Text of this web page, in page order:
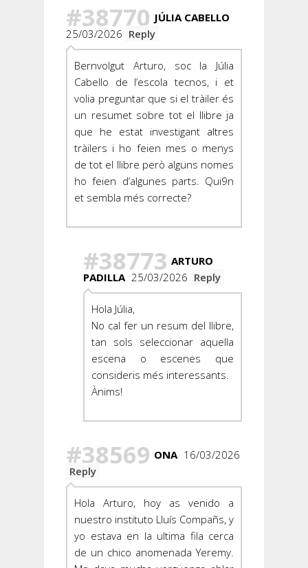
#38770 JÚLIA CABELLO
25/03/2026 Reply
Bernvolgut Arturo, soc la Júlia
Cabello de l’escola tecnos, i et
volia preguntar que si el tràiler és
un resumet sobre tot el llibre ja
que he estat investigant altres
tràilers i ho feien mes o menys
de tot el llibre però alguns nomes
ho feien d’algunes parts. Qui9n
et sembla més correcte?
#38773 ARTURO
PADILLA 25/03/2026 Reply
Hola Júlia,
No cal fer un resum del llibre,
tan sols seleccionar aquella
escena o escenes que
consideris més interessants.
Ànims!
#38569 ONA 16/03/2026
Reply
Hola Arturo, hoy as venido a
nuestro instituto Lluís Compañs, y
yo estava en la ultima fila cerca
de un chico anomenada Yeremy.